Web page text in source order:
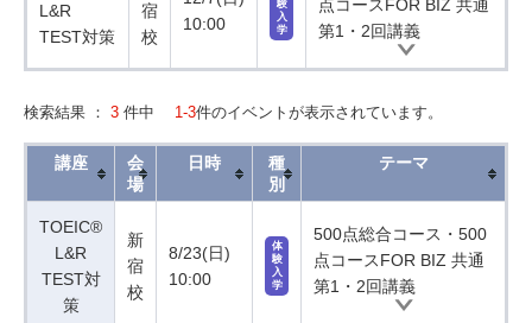
L&R
TEST対策
宿
校
10:00
験
入
学
点コースFOR BIZ 共通
第1・2回講義
検索結果 ： 3 件中 1-3件のイベントが表示されています。
講座
会
場
日時
種
別
テーマ
TOEIC®
L&R
TEST対
策
新
宿
校
8/23(日)
10:00
体
験
入
学
500点総合コース・500
点コースFOR BIZ 共通
第1・2回講義